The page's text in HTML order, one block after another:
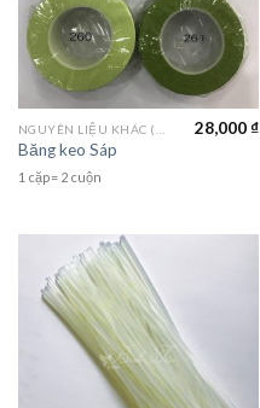
Băng keo Sáp
28,000₫
1 cặp= 2 cuộn